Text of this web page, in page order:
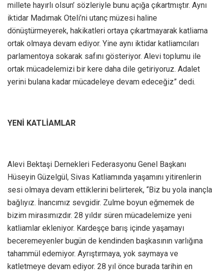
millete hayırlı olsun’ sözleriyle bunu açığa çıkartmıştır. Aynı
iktidar Madımak Oteli’ni utanç müzesi haline
dönüştürmeyerek, hakikatleri ortaya çıkartmayarak katliama
ortak olmaya devam ediyor. Yine aynı iktidar katliamcıları
parlamentoya sokarak safını gösteriyor. Alevi toplumu ile
ortak mücadelemizi bir kere daha dile getiriyoruz. Adalet
yerini bulana kadar mücadeleye devam edeceğiz” dedi.
YENİ KATLİAMLAR
Alevi Bektaşi Dernekleri Federasyonu Genel Başkanı
Hüseyin Güzelgül, Sivas Katliamında yaşamını yitirenlerin
sesi olmaya devam ettiklerini belirterek, “Biz bu yola inançla
bağlıyız. İnancımız sevgidir. Zulme boyun eğmemek de
bizim mirasımızdır. 28 yıldır süren mücadelemize yeni
katliamlar ekleniyor. Kardeşçe barış içinde yaşamayı
beceremeyenler bugün de kendinden başkasının varlığına
tahammül edemiyor. Ayrıştırmaya, yok saymaya ve
katletmeye devam ediyor. 28 yıl önce burada tarihin en